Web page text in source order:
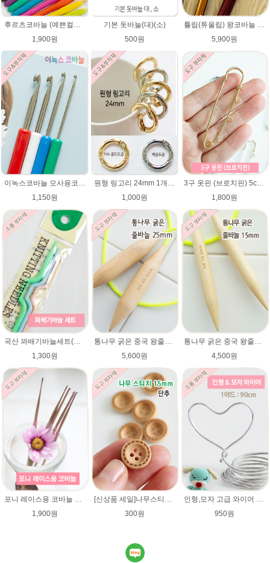
후르츠코바늘 (예쁜컬러 12색상)뜨개바늘 알루미늄코바늘
1,900원
기본 돗바늘(대)(소)
500원
5,900원
이녹스코바늘 모사용코바늘 뜨개바늘
1,150원
원형 링고리 24mm 1개/가방부자재/원터치링/가방고리/태슬고리/열쇠고리 가방고리 키링 부자재
1,000원
1,800원
1,300원
5,600원
4,500원
포니 레이스용 코바늘 0.9mm/1.0mm/1.25mm/1.5mm/1.75mm/레이스용코바늘/lace/레이스코바늘
1,900원
[신상품 세일]나무스티치단추 15mm/나무단추/네츄럴베이지색상/악세사리단추/원형단추/소품/장식단추/유아 아기단추/베이비단추
300원
인형,모자 고급 와이어 (90cm) 2mm,3mm 굵기선택/모자 와이어/알루미늄/인형철사대용/아미네코제작 철사/코바늘인형
950원